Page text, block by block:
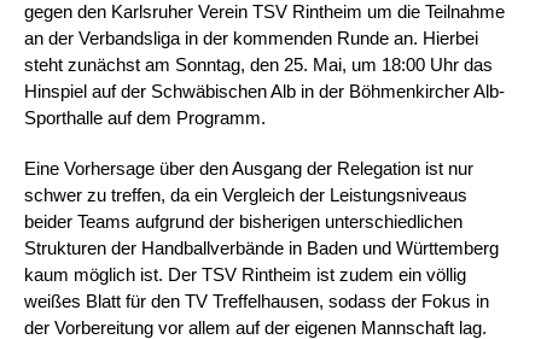
gegen den Karlsruher Verein TSV Rintheim um die Teilnahme
an der Verbandsliga in der kommenden Runde an. Hierbei
steht zunächst am Sonntag, den 25. Mai, um 18:00 Uhr das
Hinspiel auf der Schwäbischen Alb in der Böhmenkircher Alb-
Sporthalle auf dem Programm.
Eine Vorhersage über den Ausgang der Relegation ist nur
schwer zu treffen, da ein Vergleich der Leistungsniveaus
beider Teams aufgrund der bisherigen unterschiedlichen
Strukturen der Handballverbände in Baden und Württemberg
kaum möglich ist. Der TSV Rintheim ist zudem ein völlig
weißes Blatt für den TV Treffelhausen, sodass der Fokus in
der Vorbereitung vor allem auf der eigenen Mannschaft lag.